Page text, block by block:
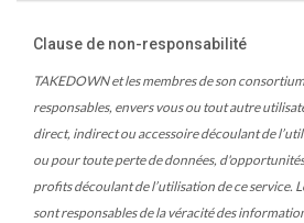
Clause de non-responsabilité
TAKEDOWN et les membres de son
responsables, envers vous ou tout autre
direct, indirect ou accessoire découlant de
ou pour toute perte de données,
profits découlant de l’utilisation de ce service.
sont responsables de la véracité des